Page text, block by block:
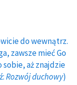
do wewnątrz.
zawsze mieć Go
aż znajdzie
Rozwój duchowy)